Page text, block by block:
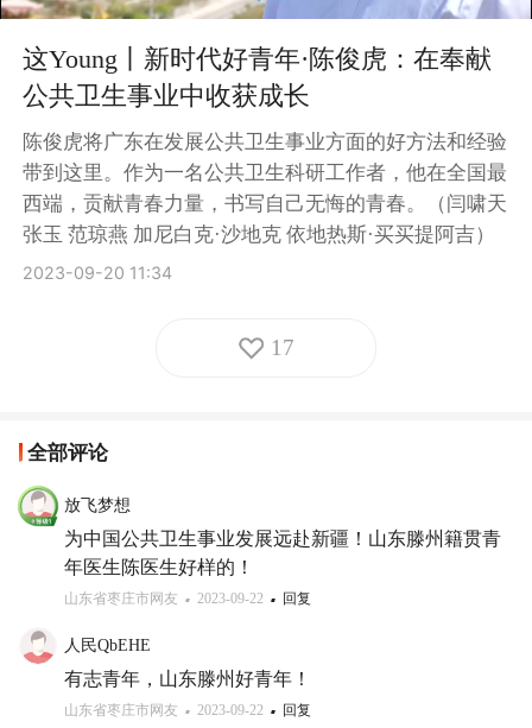
这Young丨新时代好青年·陈俊虎：在奉献
公共卫生事业中收获成长
陈俊虎将广东在发展公共卫生事业方面的好方法和经验
带到这里。作为一名公共卫生科研工作者，他在全国最
西端，贡献青春力量，书写自己无悔的青春。（闫啸天
张玉 范琼燕 加尼白克·沙地克 依地热斯·买买提阿吉）
2023-09-20 11:34
17
全部评论
放飞梦想
为中国公共卫生事业发展远赴新疆！山东滕州籍贯青
年医生陈医生好样的！
山东省枣庄市网友 2023-09-22 回复
人民QbEHE
有志青年，山东滕州好青年！
山东省枣庄市网友 2023-09-22 回复